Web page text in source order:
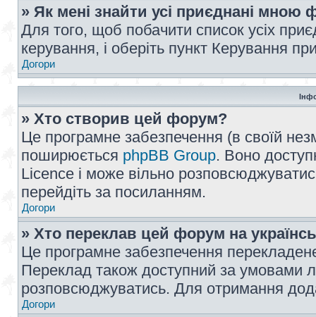
» Як мені знайти усі приєднані мною
Для того, щоб побачити список усіх
керування, і оберіть пункт Керування
Догори
» Хто створив цей форум?
Це програмне забезпечення (в своїй
поширюється phpBB Group. Воно
Licence і може вільно
перейдіть за посиланням.
Догори
» Хто переклав цей форум на
Це програмне забезпечення
Переклад також доступний за умовами
розповсюджуватись. Для отримання
Догори